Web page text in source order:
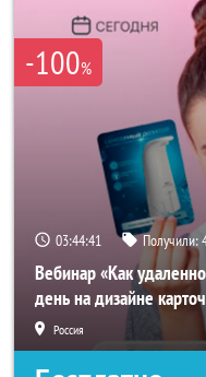
-100%
03:44:40 Получили:
Вебинар «Как
день на дизайне
Россия